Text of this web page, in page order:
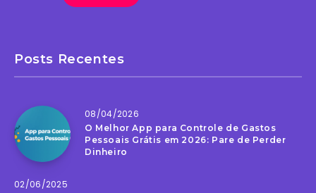
Posts Recentes
08/04/2026
O Melhor App para Controle de Gastos
Pessoais Grátis em 2026: Pare de Perder
Dinheiro
02/06/2025